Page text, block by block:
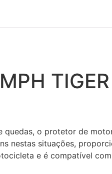
TIGER
quedas, o protetor de
nestas situações,
e é compatível